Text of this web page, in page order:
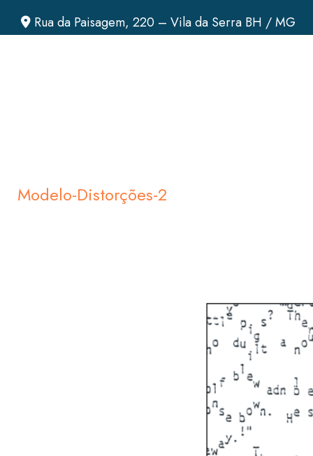
Rua da Paisagem, 220 – Vila da Serra BH / MG
Modelo-Distorções-2